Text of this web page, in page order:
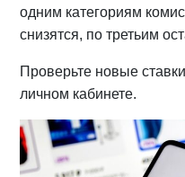
одним категориям
снизятся, по третьим
Проверьте новые
личном кабинете.